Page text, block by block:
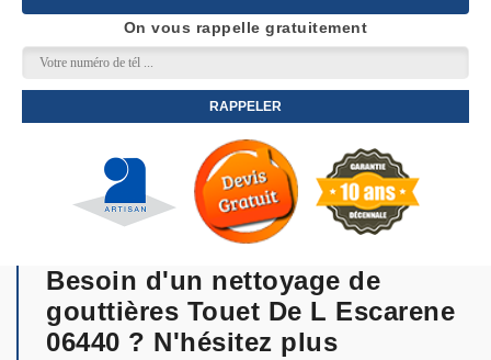
On vous rappelle gratuitement
Besoin d'un nettoyage de
gouttières Touet De L Escarene
06440 ? N'hésitez plus